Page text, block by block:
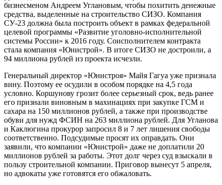
бизнесменом Андреем Углановым, чтобы похитить денежные
средства, выделенные на строительство СИЗО. Компания
СУ-23 должна была построить объект в рамках федеральной
целевой программы «Развитие уголовно-исполнительной
системы России» к 2016 году. Соисполнителем контракта
стала компания «Юнистрой». В итоге СИЗО не достроили, а
94 миллиона рублей из проекта исчезли.
Генеральный директор «Юнистроя» Майя Гагуа уже признала
вину. Поэтому ее осудили в особом порядке на 4,5 года
условно. Коршунову грозит более серьезный срок, ведь ранее
его признали виновным в махинациях при закупке ГСМ и
сахара на 150 миллионов рублей, а также при производстве
обуви для нужд ФСИН на 263 миллиона рублей. Для Угланова
и Каклюгина прокурор запросил 8 и 7 лет лишения свободы
соответственно. Подсудимые просят их оправдать. Они
заявили, что компании «Юнистрой» даже не доплатили 20
миллионов рублей за работы. Этот долг через суд взыскали в
пользу строительной компании. Приговор вынесут 5 апреля,
но адвокаты уже готовятся его обжаловать.